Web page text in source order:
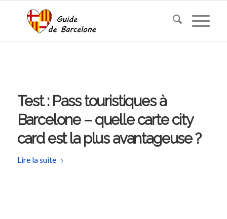
Test : Pass touristiques à
Barcelone – quelle carte city
card est la plus avantageuse ?
Lire la suite